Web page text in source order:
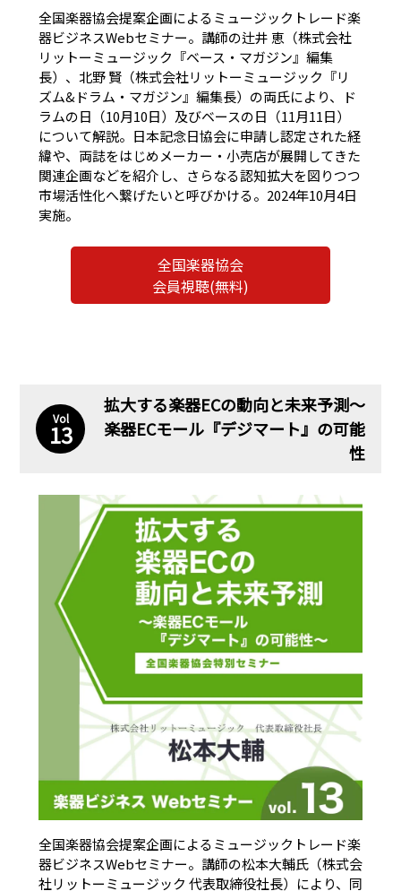
全国楽器協会提案企画によるミュージックトレード楽
器ビジネスWebセミナー。講師の辻井 恵（株式会社
リットーミュージック『ベース・マガジン』編集
長）、北野 賢（株式会社リットーミュージック『リ
ズム&ドラム・マガジン』編集長）の両氏により、ド
ラムの日（10月10日）及びベースの日（11月11日）
について解説。日本記念日協会に申請し認定された経
緯や、両誌をはじめメーカー・小売店が展開してきた
関連企画などを紹介し、さらなる認知拡大を図りつつ
市場活性化へ繋げたいと呼びかける。2024年10月4日
実施。
全国楽器協会
会員視聴(無料)
Vol
13
拡大する楽器ECの動向と未来予測〜
楽器ECモール『デジマート』の可能
性
全国楽器協会提案企画によるミュージックトレード楽
器ビジネスWebセミナー。講師の松本大輔氏（株式会
社リットーミュージック 代表取締役社長）により、同